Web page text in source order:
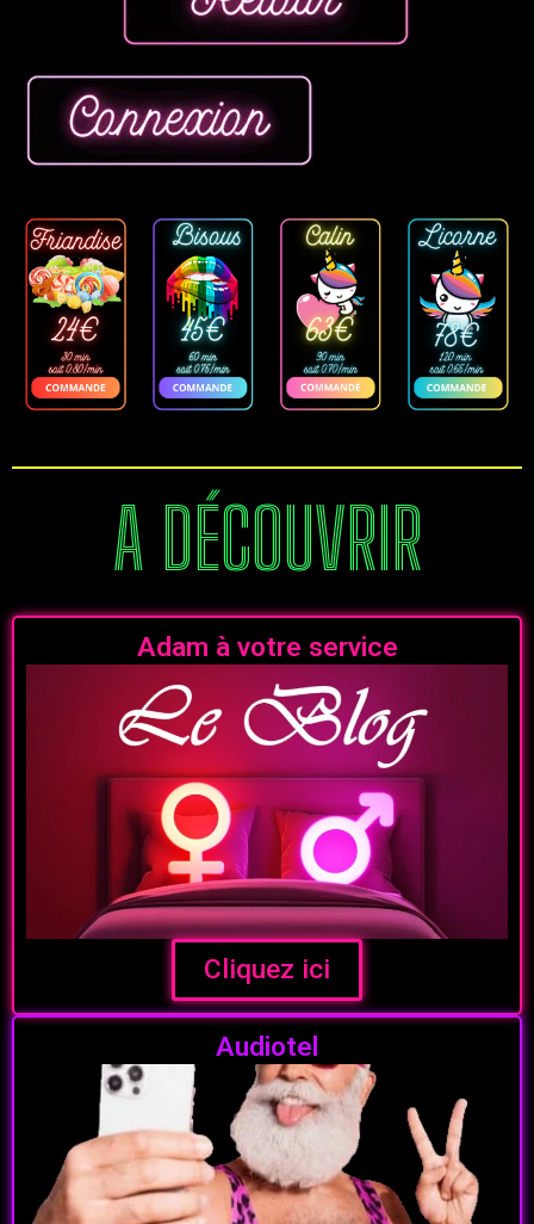
A DÉCOUVRIR
Adam à votre service
Cliquez ici
Audiotel